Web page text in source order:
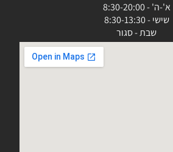
א'-ה' - 8:30-20:00
שישי - 8:30-13:30
שבת - סגור